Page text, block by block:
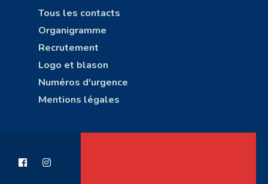
Tous les contacts
Organigramme
Recrutement
Logo et blason
Numéros d'urgence
Mentions légales